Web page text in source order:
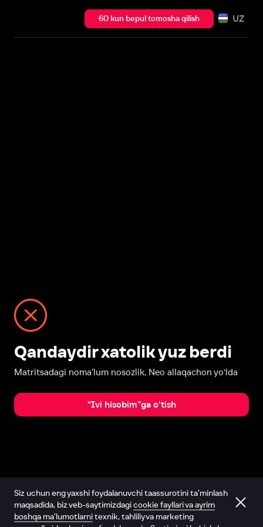
60 kun bepul tomosha qilish UZ
Qandaydir xatolik yuz berdi
Matritsadagi noma’lum nosozlik, Neo allaqachon yo‘lda
“Ivi hisobim”ga o‘tish
Siz uchun eng yaxshi foydalanuvchi taassurotini ta’minlash
maqsadida, biz veb-saytimizdagicookie fayllari va ayrim
boshqa ma’lumotlarnitexnik, tahliliy va marketing